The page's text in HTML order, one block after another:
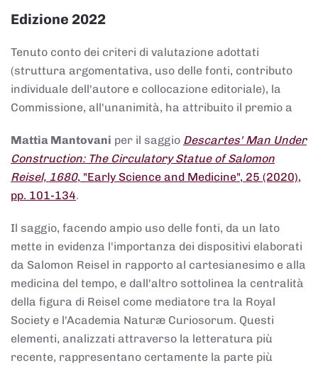
Edizione 2022
Tenuto conto dei criteri di valutazione adottati
(struttura argomentativa, uso delle fonti, contributo
individuale dell'autore e collocazione editoriale), la
Commissione, all'unanimità, ha attribuito il premio a
Mattia Mantovani per il saggio Descartes' Man Under
Construction: The Circulatory Statue of Salomon
Reisel, 1680, "Early Science and Medicine", 25 (2020),
pp. 101-134.
Il saggio, facendo ampio uso delle fonti, da un lato
mette in evidenza l'importanza dei dispositivi elaborati
da Salomon Reisel in rapporto al cartesianesimo e alla
medicina del tempo, e dall'altro sottolinea la centralità
della figura di Reisel come mediatore tra la Royal
Society e l'Academia Naturæ Curiosorum. Questi
elementi, analizzati attraverso la letteratura più
recente, rappresentano certamente la parte più